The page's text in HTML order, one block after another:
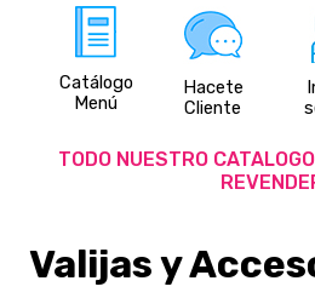
Catálogo
Menú
Hacete
Cliente
TODO NUESTRO
Valijas y